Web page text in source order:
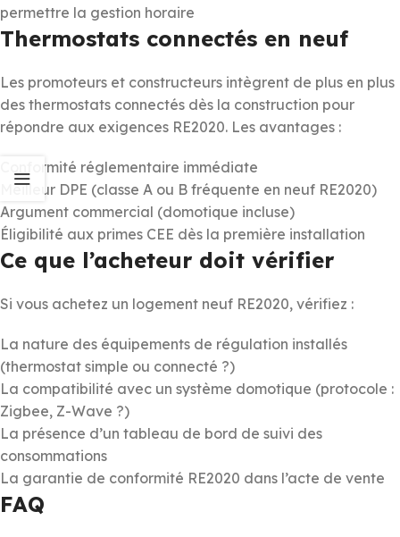
permettre la gestion horaire
Thermostats connectés en neuf
Les promoteurs et constructeurs intègrent de plus en plus
des thermostats connectés dès la construction pour
répondre aux exigences RE2020. Les avantages :
Conformité réglementaire immédiate
Meilleur DPE (classe A ou B fréquente en neuf RE2020)
Argument commercial (domotique incluse)
Éligibilité aux primes CEE dès la première installation
Ce que l’acheteur doit vérifier
Si vous achetez un logement neuf RE2020, vérifiez :
La nature des équipements de régulation installés
(thermostat simple ou connecté ?)
La compatibilité avec un système domotique (protocole :
Zigbee, Z-Wave ?)
La présence d’un tableau de bord de suivi des
consommations
La garantie de conformité RE2020 dans l’acte de vente
FAQ